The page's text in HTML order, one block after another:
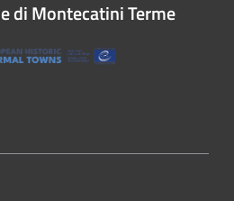
di Montecatini Terme